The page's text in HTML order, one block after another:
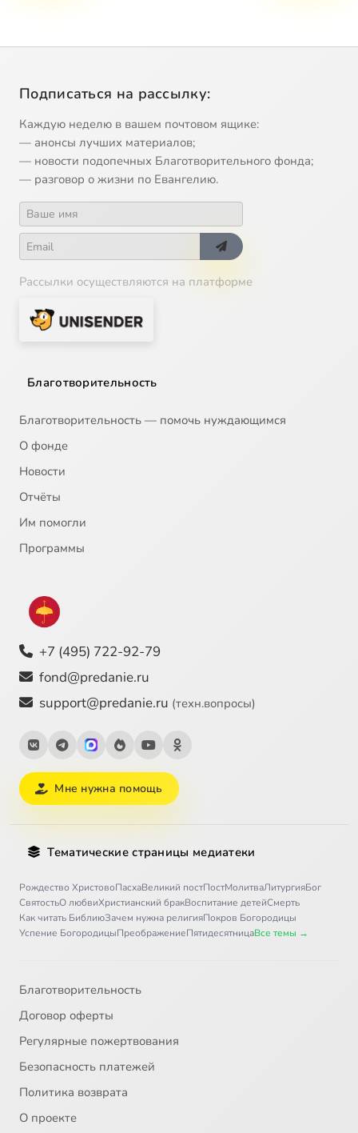
Подписаться на рассылку:
Каждую неделю в вашем почтовом ящике:
— анонсы лучших материалов;
— новости подопечных Благотворительного фонда;
— разговор о жизни по Евангелию.
Рассылки осуществляются на платформе
Благотворительность
Благотворительность — помочь нуждающимся
О фонде
Новости
Отчёты
Им помогли
Программы
+7 (495) 722-92-79
fond@predanie.ru
support@predanie.ru (техн.вопросы)
Мне нужна помощь
Тематические страницы медиатеки
Рождество ХристовоПасхаВеликий постПостМолитваЛитургияБог
СвятостьО любвиХристианский бракВоспитание детейСмерть
Как читать БиблиюЗачем нужна религияПокров Богородицы
Успение БогородицыПреображениеПятидесятницаВсе темы →
Благотворительность
Договор оферты
Регулярные пожертвования
Безопасность платежей
Политика возврата
О проекте